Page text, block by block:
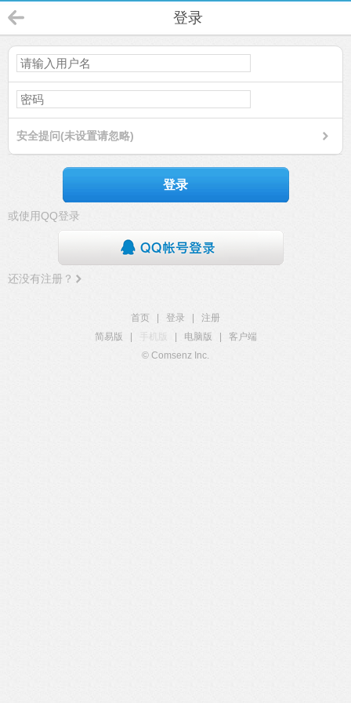
登录
安全提问(未设置请忽略)
登录
或使用QQ登录
还没有注册？
首页 登录
注册
简易版
手机版 电脑版
客户端
© Comsenz Inc.